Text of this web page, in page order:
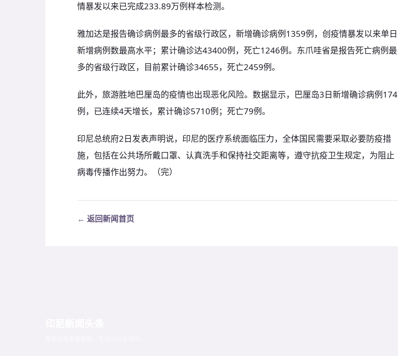
情暴发以来已完成233.89万例样本检测。
雅加达是报告确诊病例最多的省级行政区，新增确诊病例1359例，创疫情暴发以来单日
新增病例数最高水平；累计确诊达43400例，死亡1246例。东爪哇省是报告死亡病例最
多的省级行政区，目前累计确诊34655，死亡2459例。
此外，旅游胜地巴厘岛的疫情也出现恶化风险。数据显示，巴厘岛3日新增确诊病例174
例，已连续4天增长，累计确诊5710例；死亡79例。
印尼总统府2日发表声明说，印尼的医疗系统面临压力，全体国民需要采取必要防疫措
施，包括在公共场所戴口罩、认真洗手和保持社交距离等，遵守抗疫卫生规定，为阻止
病毒传播作出努力。（完）
← 返回新闻首页